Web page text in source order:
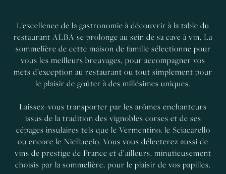
L’excellence de la gastronomie à découvrir à la table du
restaurant ALBA se prolonge au sein de sa cave à vin. La
sommelière de cette maison de famille sélectionne pour
vous les meilleurs breuvages, pour accompagner vos
mets d’exception au restaurant ou tout simplement pour
le plaisir de goûter à des millésimes uniques.
Laissez-vous transporter par les arômes enchanteurs
issus de la tradition des vignobles corses et de ses
cépages insulaires tels que le Vermentino, le Sciacarello
ou encore le Nielluccio. Vous vous délecterez aussi de
vins de prestige de France et d’ailleurs, minutieusement
choisis par la sommelière, pour le plaisir de vos papilles.